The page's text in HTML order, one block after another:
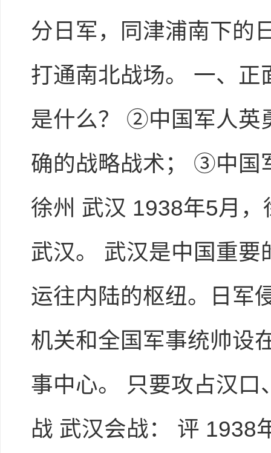
分日军，同津浦南下的
打通南北战场。 一、
是什么？ ②中国军人英
确的战略战术； ③中国
徐州 武汉 1938年5月
武汉。 武汉是中国重
运往内陆的枢纽。日军
机关和全国军事统帅设
事中心。 只要攻占汉
战 武汉会战： 评 1938